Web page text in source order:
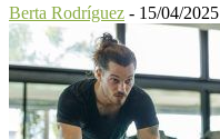
Berta Rodríguez - 15/04/2025